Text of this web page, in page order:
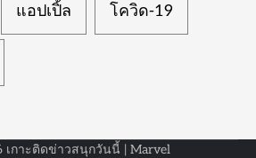
แอปเปิ้ล โควิด-19
เกาะติดข่าวสนุกวันนี้ | Marvel